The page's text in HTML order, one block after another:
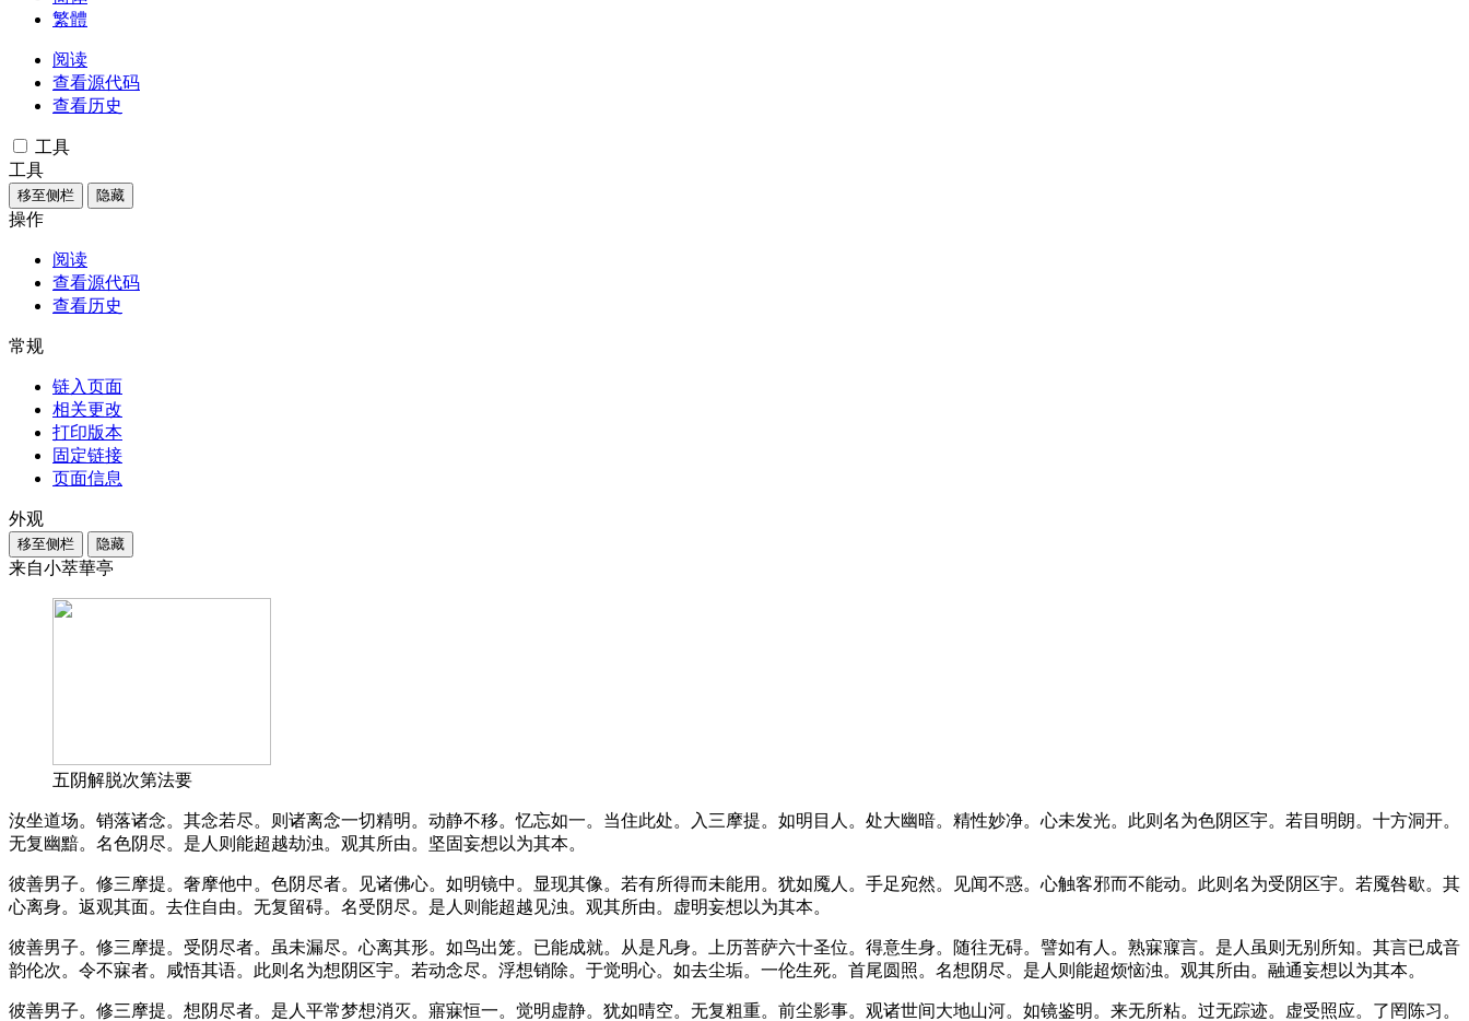
繁體
阅读
查看源代码
查看历史
工具
工具
移至侧栏 隐藏
操作
阅读
查看源代码
查看历史
常规
链入页面
相关更改
打印版本
固定链接
页面信息
外观
移至侧栏 隐藏
来自小萃華亭
五阴解脱次第法要
汝坐道场。销落诸念。其念若尽。则诸离念一切精明。动静不移。忆忘如一。当住此处。入三摩提。如明目人。处大幽暗。精性妙净。心未发光。此则名为色阴区宇。若目明朗。十方洞开。
无复幽黯。名色阴尽。是人则能超越劫浊。观其所由。坚固妄想以为其本。
彼善男子。修三摩提。奢摩他中。色阴尽者。见诸佛心。如明镜中。显现其像。若有所得而未能用。犹如魇人。手足宛然。见闻不惑。心触客邪而不能动。此则名为受阴区宇。若魇咎歇。其
心离身。返观其面。去住自由。无复留碍。名受阴尽。是人则能超越见浊。观其所由。虚明妄想以为其本。
彼善男子。修三摩提。受阴尽者。虽未漏尽。心离其形。如鸟出笼。已能成就。从是凡身。上历菩萨六十圣位。得意生身。随往无碍。譬如有人。熟寐寱言。是人虽则无别所知。其言已成音
韵伦次。令不寐者。咸悟其语。此则名为想阴区宇。若动念尽。浮想销除。于觉明心。如去尘垢。一伦生死。首尾圆照。名想阴尽。是人则能超烦恼浊。观其所由。融通妄想以为其本。
彼善男子。修三摩提。想阴尽者。是人平常梦想消灭。寤寐恒一。觉明虚静。犹如晴空。无复粗重。前尘影事。观诸世间大地山河。如镜鉴明。来无所粘。过无踪迹。虚受照应。了罔陈习。